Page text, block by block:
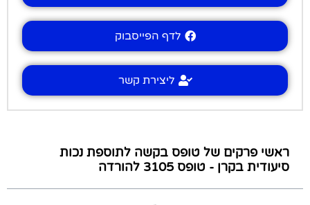
לדף הפייסבוק
ליצירת קשר
ראשי פרקים של טופס בקשה לתוספת נכות
סיעודית בקרן - טופס 3105 להורדה